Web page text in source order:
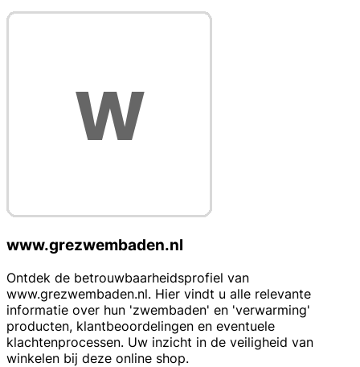
www.grezwembaden.nl
Ontdek de betrouwbaarheidsprofiel van
www.grezwembaden.nl. Hier vindt u alle relevante
informatie over hun 'zwembaden' en 'verwarming'
producten, klantbeoordelingen en eventuele
klachtenprocessen. Uw inzicht in de veiligheid van
winkelen bij deze online shop.